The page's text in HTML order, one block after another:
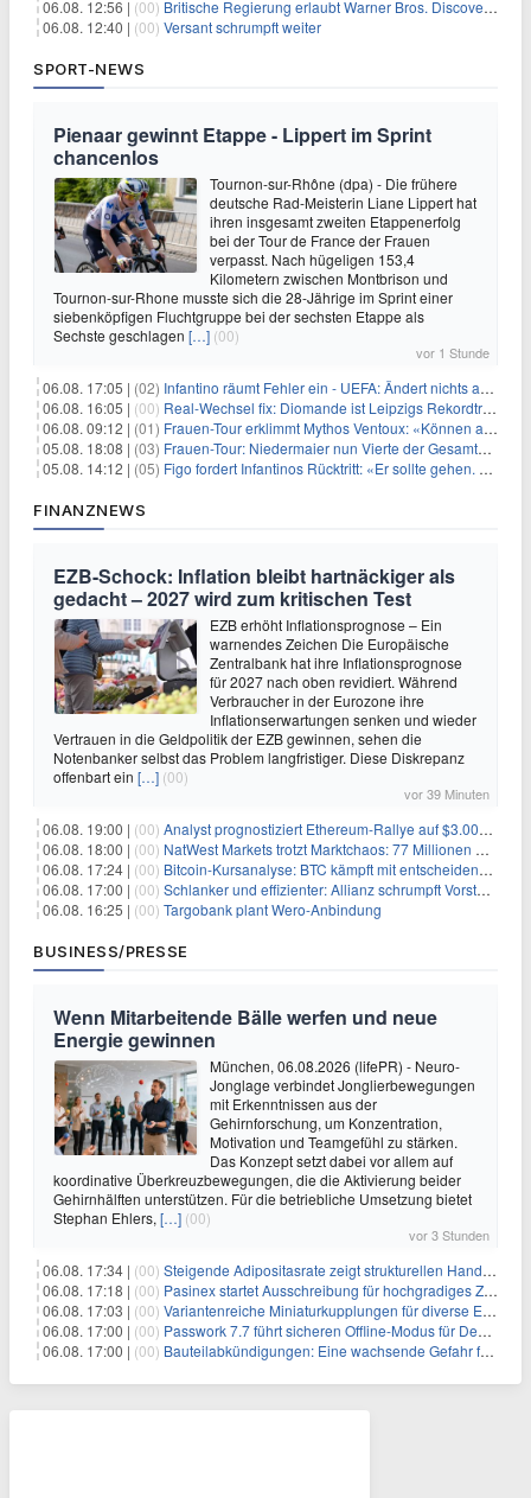
06.08. 12:56 | (00) Britische Regierung erlaubt Warner Bros. Discovery-Übernahme
06.08. 12:40 | (00) Versant schrumpft weiter
SPORT-NEWS
Pienaar gewinnt Etappe - Lippert im Sprint
chancenlos
Tournon-sur-Rhône (dpa) - Die frühere
deutsche Rad-Meisterin Liane Lippert hat
ihren insgesamt zweiten Etappenerfolg
bei der Tour de France der Frauen
verpasst. Nach hügeligen 153,4
Kilometern zwischen Montbrison und
Tournon-sur-Rhone musste sich die 28-Jährige im Sprint einer
siebenköpfigen Fluchtgruppe bei der sechsten Etappe als
Sechste geschlagen […] (00)
vor 1 Stunde
06.08. 17:05 | (02) Infantino räumt Fehler ein - UEFA: Ändert nichts an Boykott
06.08. 16:05 | (00) Real-Wechsel fix: Diomande ist Leipzigs Rekordtransfer
06.08. 09:12 | (01) Frauen-Tour erklimmt Mythos Ventoux: «Können alles schaffen»
05.08. 18:08 | (03) Frauen-Tour: Niedermaier nun Vierte der Gesamtwertung
05.08. 14:12 | (05) Figo fordert Infantinos Rücktritt: «Er sollte gehen. Jetzt»
FINANZNEWS
EZB-Schock: Inflation bleibt hartnäckiger als
gedacht – 2027 wird zum kritischen Test
EZB erhöht Inflationsprognose – Ein
warnendes Zeichen Die Europäische
Zentralbank hat ihre Inflationsprognose
für 2027 nach oben revidiert. Während
Verbraucher in der Eurozone ihre
Inflationserwartungen senken und wieder
Vertrauen in die Geldpolitik der EZB gewinnen, sehen die
Notenbanker selbst das Problem langfristiger. Diese Diskrepanz
offenbart ein […] (00)
vor 39 Minuten
06.08. 19:00 | (00) Analyst prognostiziert Ethereum-Rallye auf $3.000 nach entscheidendem On-Chain-Ausbruch
06.08. 18:00 | (00) NatWest Markets trotzt Marktchaos: 77 Millionen Pfund Gewinn im ersten Halbjahr
06.08. 17:24 | (00) Bitcoin-Kursanalyse: BTC kämpft mit entscheidender $65K-Hürde, während sich ein Liquidationscluster aufbaut
06.08. 17:00 | (00) Schlanker und effizienter: Allianz schrumpft Vorstand auf 8 Köpfe – das steckt dahinter
06.08. 16:25 | (00) Targobank plant Wero-Anbindung
BUSINESS/PRESSE
Wenn Mitarbeitende Bälle werfen und neue
Energie gewinnen
München, 06.08.2026 (lifePR) - Neuro-
Jonglage verbindet Jonglierbewegungen
mit Erkenntnissen aus der
Gehirnforschung, um Konzentration,
Motivation und Teamgefühl zu stärken.
Das Konzept setzt dabei vor allem auf
koordinative Überkreuzbewegungen, die die Aktivierung beider
Gehirnhälften unterstützen. Für die betriebliche Umsetzung bietet
Stephan Ehlers, […] (00)
vor 3 Stunden
06.08. 17:34 | (00) Steigende Adipositasrate zeigt strukturellen Handlungsbedarf bei der Ernährung schulpflichtiger Kinder
06.08. 17:18 | (00) Pasinex startet Ausschreibung für hochgradiges Zinksulfidkonzentrat mit Germanium- und Silbergehalten und stellt ein Betriebsupdate bereit
06.08. 17:03 | (00) Variantenreiche Miniaturkupplungen für diverse Einsatzbereiche
06.08. 17:00 | (00) Passwork 7.7 führt sicheren Offline-Modus für Desktop- und Mobile-Apps ein
06.08. 17:00 | (00) Bauteilabkündigungen: Eine wachsende Gefahr für industrielle Elektroniksysteme